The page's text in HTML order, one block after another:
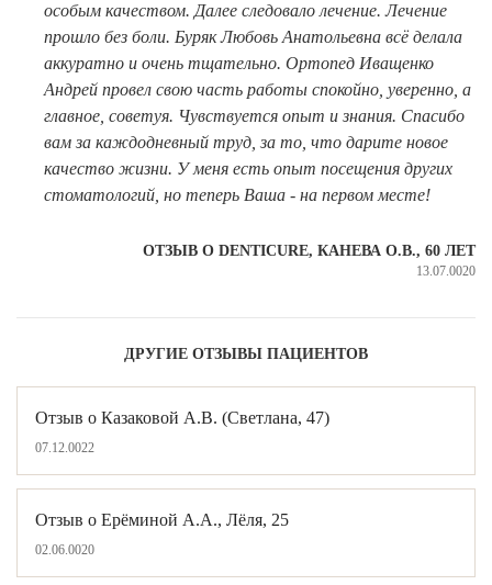
Протезирование на имплантах
Функциональная диагностика
Металлокерамические коронки
Безметалловая керамика
Мостовидные протезы
УДАЛЕНИЕ ЗУБОВ
О КЛИНИКЕ
ТОВАРЫ
КОНТАКТЫ
ОТЗЫВЫ
особым качеством. Далее следовало лечение. Лечение
прошло без боли. Буряк Любовь Анатольевна всё делала
аккуратно и очень тщательно. Ортопед Иващенко
Андрей провел свою часть работы спокойно, уверенно, а
главное, советуя. Чувствуется опыт и знания. Спасибо
вам за каждодневный труд, за то, что дарите новое
качество жизни. У меня есть опыт посещения других
стоматологий, но теперь Ваша - на первом месте!
ОТЗЫВ О DENTICURE, КАНЕВА О.В., 60 ЛЕТ
13.07.0020
ДРУГИЕ ОТЗЫВЫ ПАЦИЕНТОВ
Отзыв о Казаковой А.В. (Светлана, 47)
07.12.0022
Отзыв о Ерёминой А.А., Лёля, 25
02.06.0020